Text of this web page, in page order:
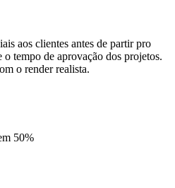
aos clientes antes de partir pro
tempo de aprovação dos projetos.
o render realista.
50%